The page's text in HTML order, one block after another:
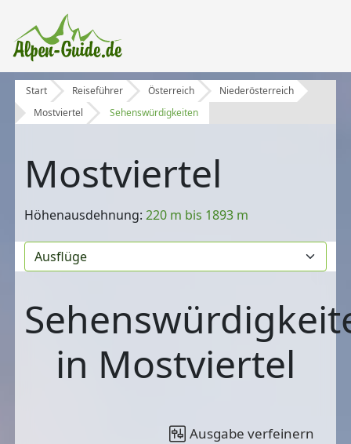
Start Reiseführer Österreich
Niederösterreich
Mostviertel
Sehenswürdigkeiten
Mostviertel
Höhenausdehnung:220 m bis 1893 m
in Mostviertel
Ausgabe verfeinern